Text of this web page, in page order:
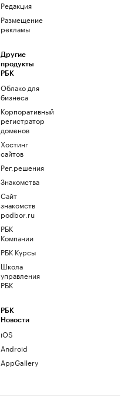
Редакция
Размещение
рекламы
Другие
продукты
РБК
Облако для
бизнеса
Корпоративный
регистратор
доменов
Хостинг
сайтов
Рег.решения
Знакомства
Сайт
знакомств
podbor.ru
РБК
Компании
РБК Курсы
Школа
управления
РБК
РБК
Новости
iOS
Android
AppGallery